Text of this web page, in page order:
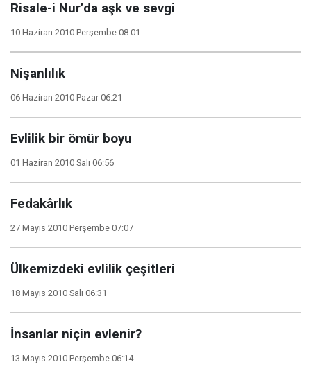
Risale-i Nur’da aşk ve sevgi
10 Haziran 2010 Perşembe 08:01
Nişanlılık
06 Haziran 2010 Pazar 06:21
Evlilik bir ömür boyu
01 Haziran 2010 Salı 06:56
Fedakârlık
27 Mayıs 2010 Perşembe 07:07
Ülkemizdeki evlilik çeşitleri
18 Mayıs 2010 Salı 06:31
İnsanlar niçin evlenir?
13 Mayıs 2010 Perşembe 06:14